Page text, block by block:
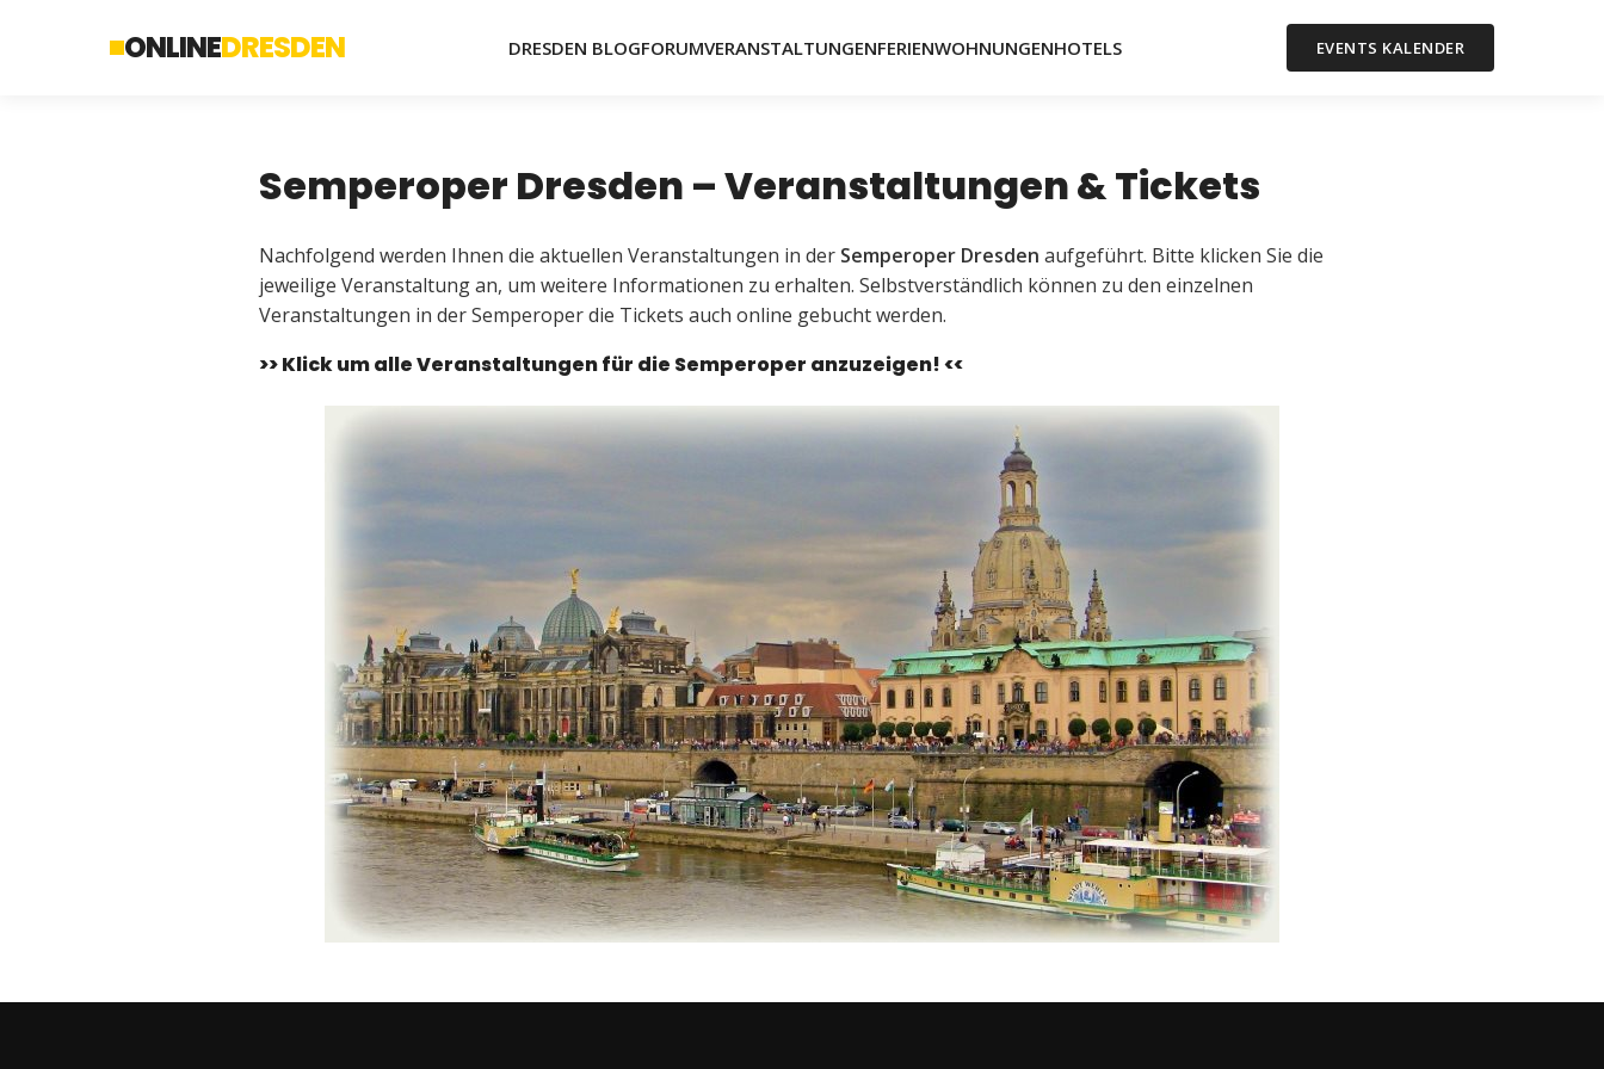
ONLINEDRESDEN DRESDEN BLOGFORUMVERANSTALTUNGENFERIENWOHNUNGENHOTELS EVENTS KALENDER
Semperoper Dresden – Veranstaltungen & Tickets
Nachfolgend werden Ihnen die aktuellen Veranstaltungen in der Semperoper Dresden aufgeführt. Bitte klicken Sie die
jeweilige Veranstaltung an, um weitere Informationen zu erhalten. Selbstverständlich können zu den einzelnen
Veranstaltungen in der Semperoper die Tickets auch online gebucht werden.
>> Klick um alle Veranstaltungen für die Semperoper anzuzeigen! <<